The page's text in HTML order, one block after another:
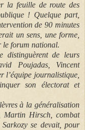
la feuille de route des
! Quelque part,
de 90 minutes
un sens, une forme,
le forum national.
distinguèrent de leurs
Poujadas, Vincent
l’équipe journalistique,
son électorat et
à la généralisation
Martin Hirsch, combat
se devait, pour